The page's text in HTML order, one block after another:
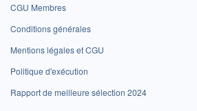
CGU Membres
Conditions générales
Mentions légales et CGU
Politique d'exécution
Rapport de meilleure sélection 2024